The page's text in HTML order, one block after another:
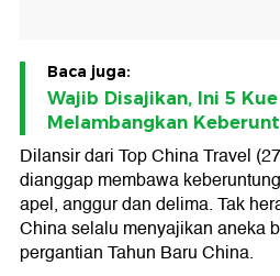
Baca juga:
Wajib Disajikan, Ini 5
Melambangkan
Dilansir dari Top China Travel
dianggap membawa
apel, anggur dan delima. Tak
China selalu menyajikan aneka
pergantian Tahun Baru China.